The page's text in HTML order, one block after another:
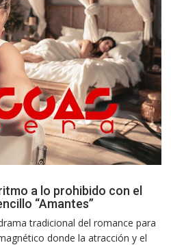
a lo prohibido con el
“Amantes”
tradicional del romance para
donde la atracción y el